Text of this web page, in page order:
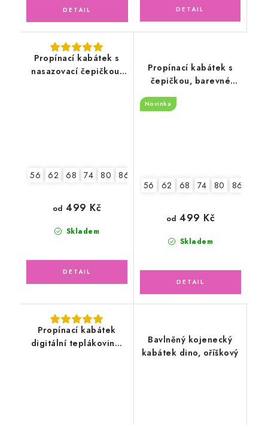
Propínací kabátek s
nasazovací čepičkou,
56 62 68 74 80 86
Skladem
od 499 Kč
Propínací kabátek s
čepičkou, barevné
květinky
Novinka
56 62 68 74 80 86
Skladem
od 499 Kč
Propínací kabátek
digitální teplákovina,
Bavlněný kojenecký
kabátek dino, oříškový